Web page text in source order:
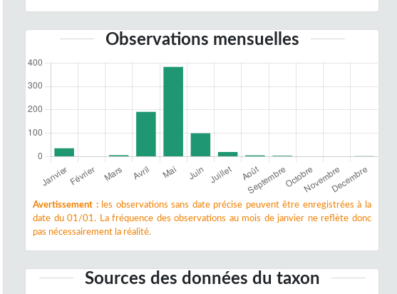
Observations mensuelles
Avertissement :les observations sans date précise peuvent être enregistrées à la
date du 01/01. La fréquence des observations au mois de janvier ne reflète donc
pas nécessairement la réalité.
Sources des données du taxon